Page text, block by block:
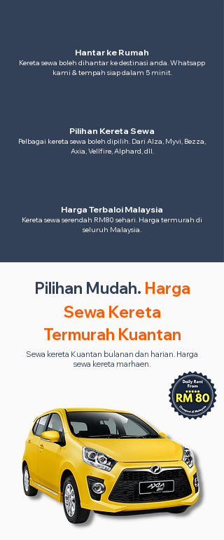
Hantar ke Rumah
Kereta sewa boleh dihantar ke destinasi anda. Whatsapp
kami & tempah siap dalam 5 minit.
Pilihan Kereta Sewa
Pelbagai kereta sewa boleh dipilih. Dari Alza, Myvi, Bezza,
Axia, Vellfire, Alphard, dll.
Harga Terbaloi Malaysia
Kereta sewa serendah RM80 sehari. Harga termurah di
seluruh Malaysia.
Pilihan Mudah. Harga
Sewa Kereta
Termurah Kuantan
Sewa kereta Kuantan bulanan dan harian. Harga
sewa kereta marhaen.